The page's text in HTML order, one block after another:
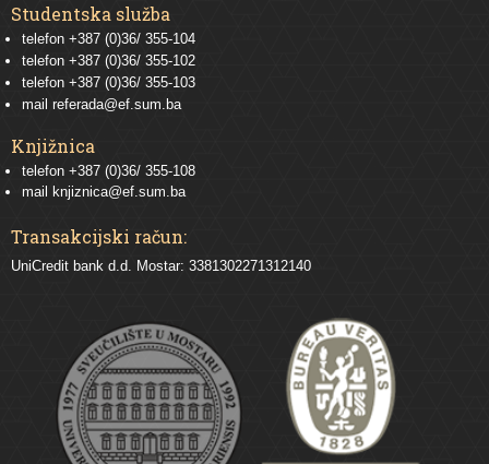
Studentska služba
telefon +387 (0)36/ 355-104
telefon +387 (0)36/ 355-102
telefon +387 (0)36/ 355-103
mail referada@ef.sum.ba
Knjižnica
telefon +387 (0)36/ 355-108
mail knjiznica@ef.sum.ba
Transakcijski račun:
UniCredit bank d.d. Mostar: 3381302271312140